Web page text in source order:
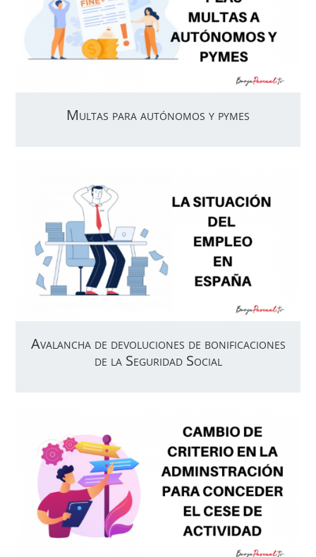
Multas para autónomos y pymes
Avalancha de devoluciones de bonificaciones
de la Seguridad Social